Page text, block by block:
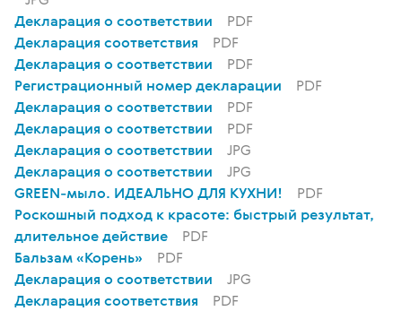
Декларация о соответствии
PDF
Декларация соответствия
PDF
Декларация о соответствии
PDF
Регистрационный номер декларации
PDF
Декларация о соответствии
PDF
Декларация о соответствии
PDF
Декларация о соответствии
JPG
Декларация о соответствии
JPG
GREEN-мыло. ИДЕАЛЬНО ДЛЯ КУХНИ!
PDF
Роскошный подход к красоте: быстрый результат,
длительное действие
PDF
Бальзам «Корень»
PDF
Декларация о соответствии
JPG
Декларация соответствия
PDF